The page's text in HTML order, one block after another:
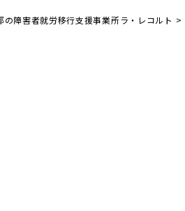
の障害者就労移行支援事業所ラ・レコルト >